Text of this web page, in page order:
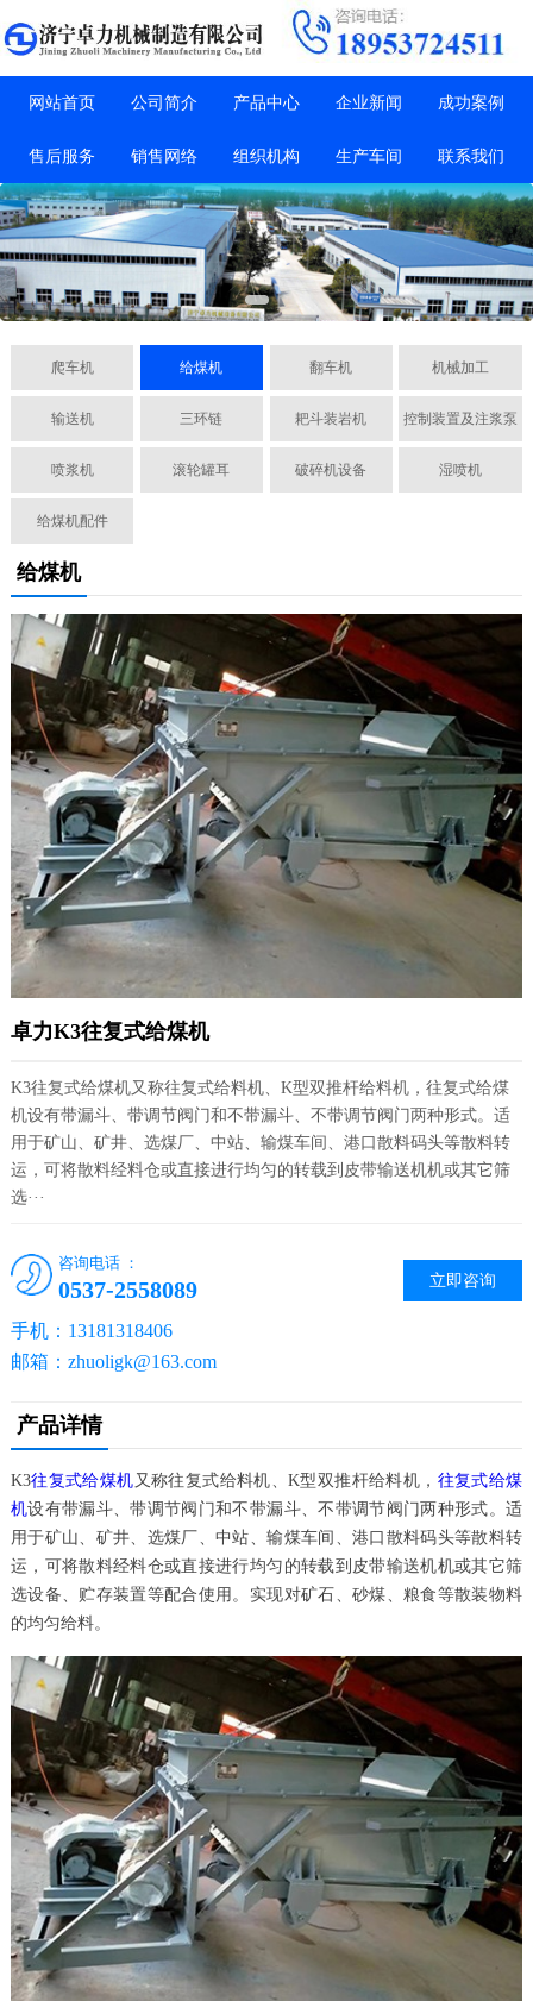
网站首页 公司简介 产品中心 企业新闻 成功案例
售后服务 销售网络 组织机构 生产车间 联系我们
爬车机 给煤机 翻车机 机械加工
输送机 三环链 耙斗装岩机 控制装置及注浆泵
喷浆机 滚轮罐耳 破碎机设备 湿喷机
给煤机配件
给煤机
卓力K3往复式给煤机
K3往复式给煤机又称往复式给料机、K型双推杆给料机，往复式给煤
机设有带漏斗、带调节阀门和不带漏斗、不带调节阀门两种形式。适
用于矿山、矿井、选煤厂、中站、输煤车间、港口散料码头等散料转
运，可将散料经料仓或直接进行均匀的转载到皮带输送机机或其它筛
选···
立即咨询
咨询电话 ：
0537-2558089
手机：13181318406
邮箱：zhuoligk@163.com
产品详情
K3往复式给煤机 又称往复式给料机、K型双推杆给料机， 往复式给煤
机设有带漏斗、带调节阀门和不带漏斗、不带调节阀门两种形式。适
用于矿山、矿井、选煤厂、中站、输煤车间、港口散料码头等散料转
运，可将散料经料仓或直接进行均匀的转载到皮带输送机机或其它筛
选设备、贮存装置等配合使用。实现对矿石、砂煤、粮食等散装物料
的均匀给料。